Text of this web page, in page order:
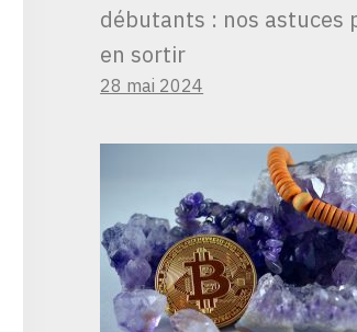
débutants : nos astuces
en sortir
28 mai 2024